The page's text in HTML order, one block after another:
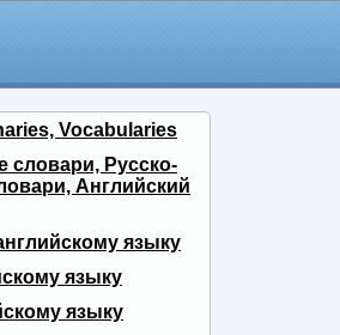
Vocabularies
словари, Русско-
Английский
языку
языку
языку